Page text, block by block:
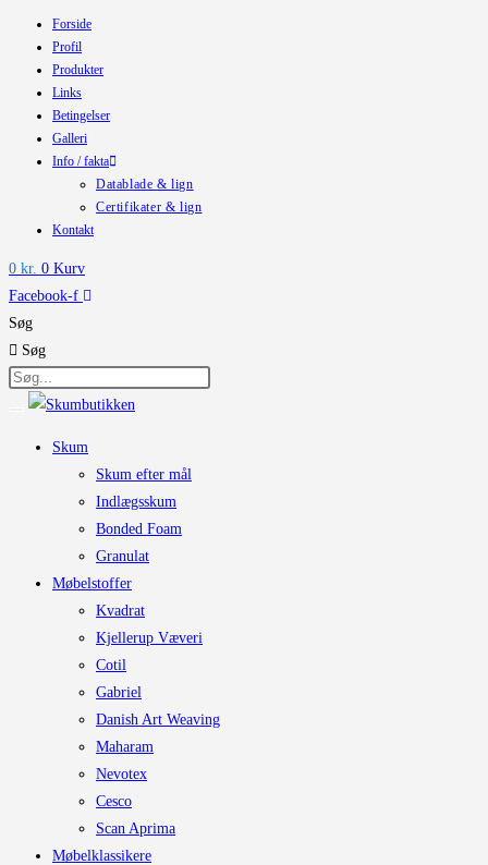
Forside
Profil
Produkter
Links
Betingelser
Galleri
Info / fakta
Datablade & lign
Certifikater & lign
Kontakt
0 kr. 0 Kurv
Facebook-f
Søg
Søg
Skum
Skum efter mål
Indlægsskum
Bonded Foam
Granulat
Møbelstoffer
Kvadrat
Kjellerup Væveri
Cotil
Gabriel
Danish Art Weaving
Maharam
Nevotex
Cesco
Scan Aprima
Møbelklassikere